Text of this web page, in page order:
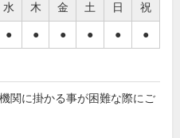
水 木 金 土 日 祝
● ● ● ● ● ●
関に掛かる事が困難な際にご